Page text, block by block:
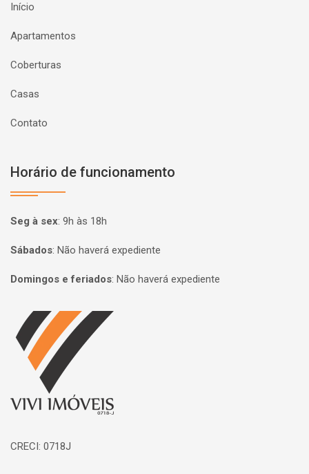
Início
Apartamentos
Coberturas
Casas
Contato
Horário de funcionamento
Seg à sex: 9h às 18h
Sábados: Não haverá expediente
Domingos e feriados: Não haverá expediente
Página inicial
CRECI: 0718J